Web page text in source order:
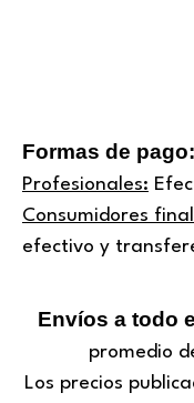
Formas de pago:
Profesionales:
Consumidores
efectivo y
Envíos a todo
promedio
Los precios